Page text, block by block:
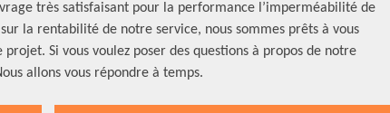
très satisfaisant pour la performance l’imperméabilité de
la rentabilité de notre service, nous sommes prêts à vous
Si vous voulez poser des questions à propos de notre
allons vous répondre à temps.